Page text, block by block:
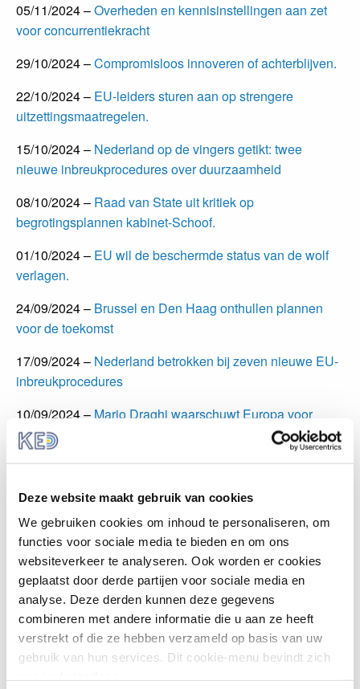
Deze website maakt gebruik van cookies
We gebruiken cookies om inhoud te personaliseren, om
functies voor sociale media te bieden en om ons
websiteverkeer te analyseren. Ook worden er cookies
geplaatst door derde partijen voor sociale media en
analyse. Deze derden kunnen deze gegevens
combineren met andere informatie die u aan ze heeft
verstrekt of die ze hebben verzameld op basis van uw
gebruik van hun services. Dit cookie-menu bevindt zich
05/11/2024 –Overheden en kennisinstellingen aan zet
voor concurrentiekracht
29/10/2024 –Compromisloos innoveren of achterblijven.
22/10/2024 – EU-leiders sturen aan op strengere
uitzettingsmaatregelen.
15/10/2024 – Nederland op de vingers getikt: twee
nieuwe inbreukprocedures over duurzaamheid
08/10/2024 – Raad van State uit kritiek op
begrotingsplannen kabinet-Schoof.
01/10/2024 – EU wil de beschermde status van de wolf
verlagen.
24/09/2024 – Brussel en Den Haag onthullen plannen
voor de toekomst
17/09/2024 – Nederland betrokken bij zeven nieuwe EU-
inbreukprocedures
10/09/2024 – Mario Draghi waarschuwt Europa voor
zelfgenoegzaamheid
03/09/2024 –750 miljoen euro voor verduurzaming
27/08/2024 –10 veelgelezen artikelen uit de Europese
Ster
09/07/2024 –
EU-lidstaten nemen conclusies aan over
milieu, landbouw, mobiliteit en meer!
02/07/2024 –Herziene TEN-T verordening officieel
goedgekeurd
25/06/2024 –Negen Nederlandse regio’s mogen zich